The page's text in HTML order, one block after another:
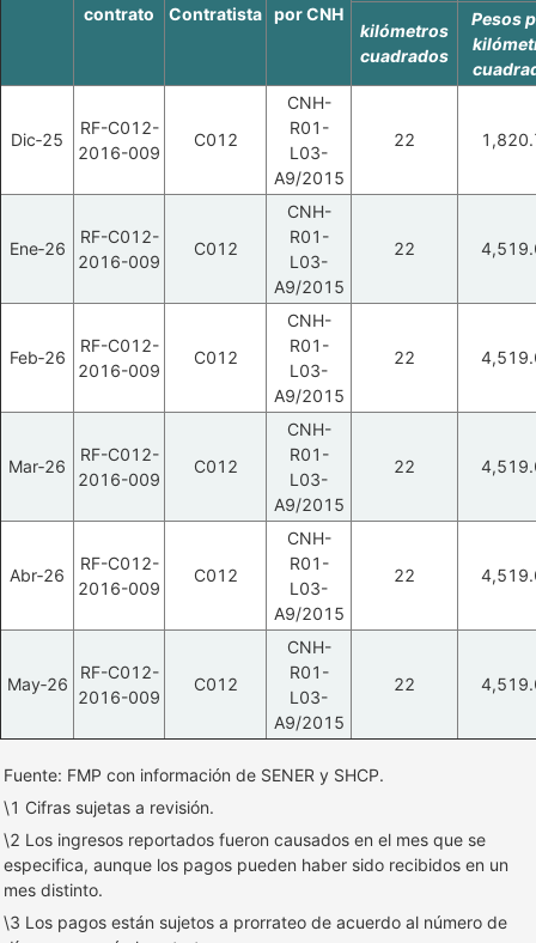
contrato
Contratista por CNH
kilómetros
cuadrados
Pesos
Dic‑25
RF-C012-
2016-009
C012
CNH-
R01-
L03-
A9/2015
22
Ene‑26
RF-C012-
2016-009
C012
CNH-
R01-
L03-
A9/2015
22
Feb‑26
RF-C012-
2016-009
C012
CNH-
R01-
L03-
A9/2015
22
Mar‑26
RF-C012-
2016-009
C012
CNH-
R01-
L03-
A9/2015
22
Abr‑26
RF-C012-
2016-009
C012
CNH-
R01-
L03-
A9/2015
22
May‑26
RF-C012-
2016-009
C012
CNH-
R01-
L03-
A9/2015
22
Fuente: FMP con información de SENER y SHCP.
\1 Cifras sujetas a revisión.
\2 Los ingresos reportados fueron causados en el mes que se
especifica, aunque los pagos pueden haber sido recibidos en un
mes distinto.
\3 Los pagos están sujetos a prorrateo de acuerdo al número de